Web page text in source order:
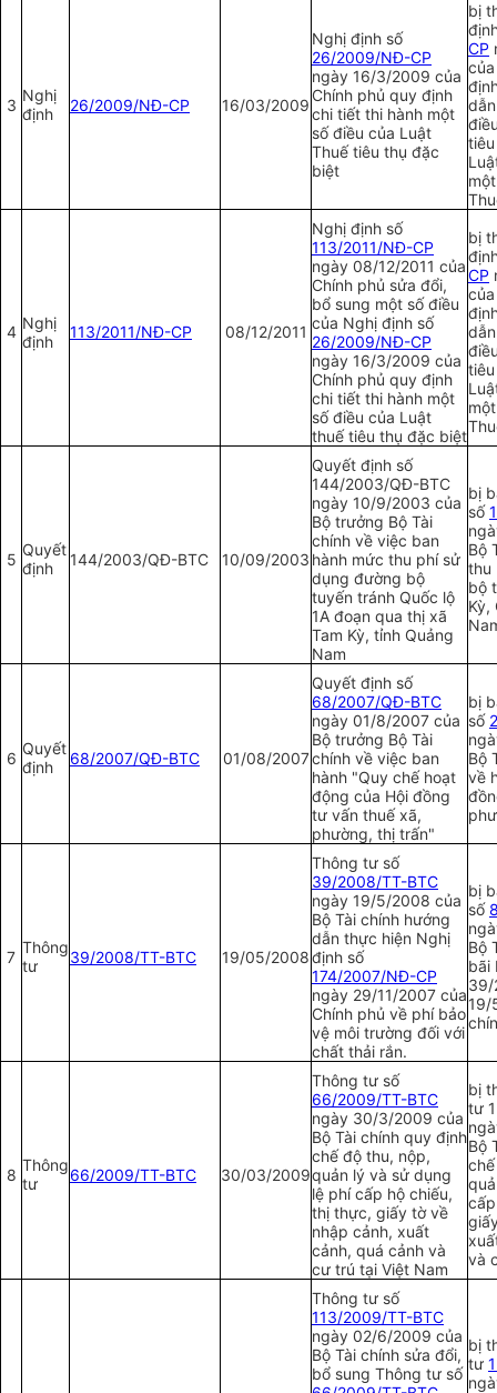
3
Nghị
định
26/2009/NĐ-CP 16/03/2009
Nghị định số
26/2009/NĐ-CP
ngày 16/3/2009 của
Chính phủ quy định
chi tiết thi hành một
số điều của Luật
Thuế tiêu thụ đặc
biệt
bị
CP
4 Nghị
định
113/2011/NĐ-CP 08/12/2011
Nghị định số
113/2011/NĐ-CP
ngày 08/12/2011 của
Chính phủ sửa đổi,
bổ sung một số điều
của Nghị định số
26/2009/NĐ-CP
ngày 16/3/2009 của
Chính phủ quy định
chi tiết thi hành một
số điều của Luật
thuế tiêu thụ đặc biệt
bị
CP
5
Quyết
định
144/2003/QĐ-BTC 10/09/2003
Quyết định số
144/2003/QĐ-BTC
ngày 10/9/2003 của
Bộ trưởng Bộ Tài
chính về việc ban
hành mức thu phí sử
dụng đường bộ
tuyến tránh Quốc lộ
1A đoạn qua thị xã
Tam Kỳ, tỉnh Quảng
Nam
bị
số
Bộ
thu
bộ
Kỳ,
6
Quyết
định
68/2007/QĐ-BTC 01/08/2007
Quyết định số
68/2007/QĐ-BTC
ngày 01/8/2007 của
Bộ trưởng Bộ Tài
chính về việc ban
hành "Quy chế hoạt
động của Hội đồng
tư vấn thuế xã,
phường, thị trấn"
bị
số
Bộ
về
7
Thông
tư
39/2008/TT-BTC 19/05/2008
Thông tư số
39/2008/TT-BTC
ngày 19/5/2008 của
Bộ Tài chính hướng
dẫn thực hiện Nghị
định số
174/2007/NĐ-CP
ngày 29/11/2007 của
Chính phủ về phí bảo
vệ môi trường đối với
chất thải rắn.
bị
số
Bộ
bãi
39/
19/
8
Thông
tư
66/2009/TT-BTC 30/03/2009
Thông tư số
66/2009/TT-BTC
ngày 30/3/2009 của
Bộ Tài chính quy định
chế độ thu, nộp,
quản lý và sử dụng
lệ phí cấp hộ chiếu,
thị thực, giấy tờ về
nhập cảnh, xuất
cảnh, quá cảnh và
cư trú tại Việt Nam
bị
tư
Bộ
và
Thông tư số
113/2009/TT-BTC
ngày 02/6/2009 của
Bộ Tài chính sửa đổi,
bổ sung Thông tư số
bị
tư 1